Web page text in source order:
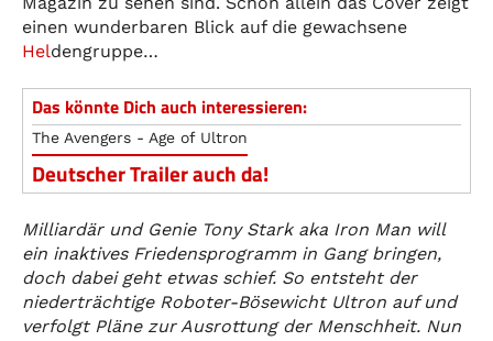
einen wunderbaren Blick auf die gewachsene
Heldengruppe…
Das könnte Dich auch interessieren:
The Avengers - Age of Ultron
Deutscher Trailer auch da!
Milliardär und Genie Tony Stark aka Iron Man will
ein inaktives Friedensprogramm in Gang bringen,
doch dabei geht etwas schief. So entsteht der
niederträchtige Roboter-Bösewicht Ultron auf und
verfolgt Pläne zur Ausrottung der Menschheit. Nun